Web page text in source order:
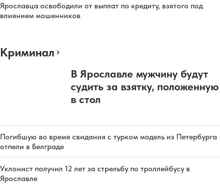
Ярославца освободили от выплат по кредиту, взятого под
влиянием мошенников
Криминал
В Ярославле мужчину будут
судить за взятку, положенную
в стол
Погибшую во время свидания с турком модель из Петербурга
отпели в Белграде
Уклонист получил 12 лет за стрельбу по троллейбусу в
Ярославле